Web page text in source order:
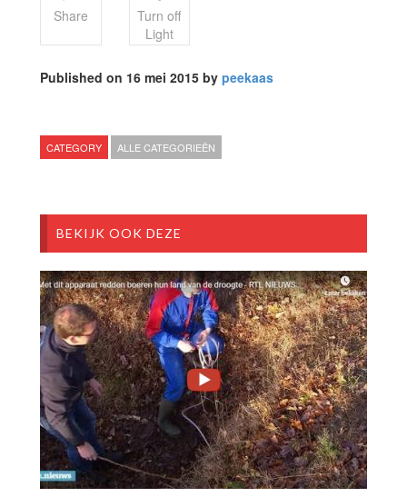
Share
Turn off
Light
Published on 16 mei 2015 by peekaas
CATEGORY ALLE CATEGORIEËN
BEKIJK OOK DEZE